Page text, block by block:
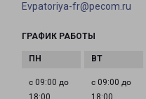
Evpatoriya-fr@pecom.ru
ГРАФИК РАБОТЫ
с 09:00 до
с 09:00 до